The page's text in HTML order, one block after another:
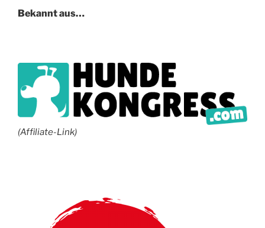
Bekannt aus…
(Affiliate-Link)